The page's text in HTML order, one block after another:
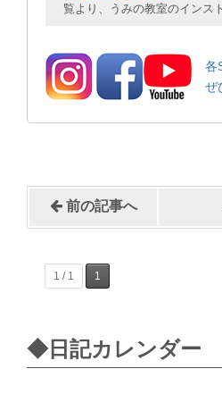
覧より、うみの教室のインス
各
ぜ
前の記事へ
1 / 1 1
◆日記カレンダー